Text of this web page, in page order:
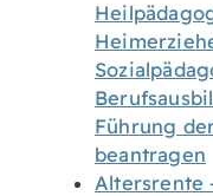
Führung
beantragen
Altersrente